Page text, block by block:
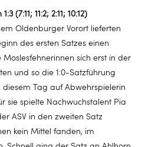
(7:11; 11:2; 2:11; 10:12)
Oldenburger Vorort lieferten
des ersten Satzes einen
sich erst in der
und so die 1:0-Satzführung
Tag auf Abwehrspielerin
sie spielte Nachwuchstalent Pia
ASV in den zweiten Satz
kein Mittel fanden, im